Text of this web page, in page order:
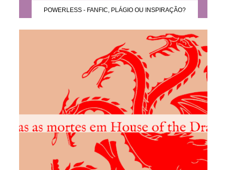
POWERLESS - FANFIC, PLÁGIO OU INSPIRAÇÃO?